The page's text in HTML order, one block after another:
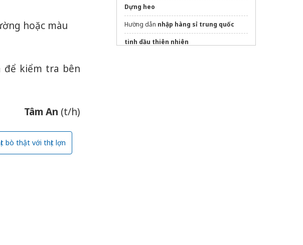
hoặc màu
để kiểm tra bên
Tâm An (t/h)
bò thật với thịt lợn
Dựng heo
Hường dẫn nhập hàng sỉ trung quốc
tinh dầu thiên nhiên